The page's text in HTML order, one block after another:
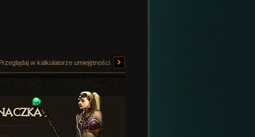
w kalkulatorze umiejętności